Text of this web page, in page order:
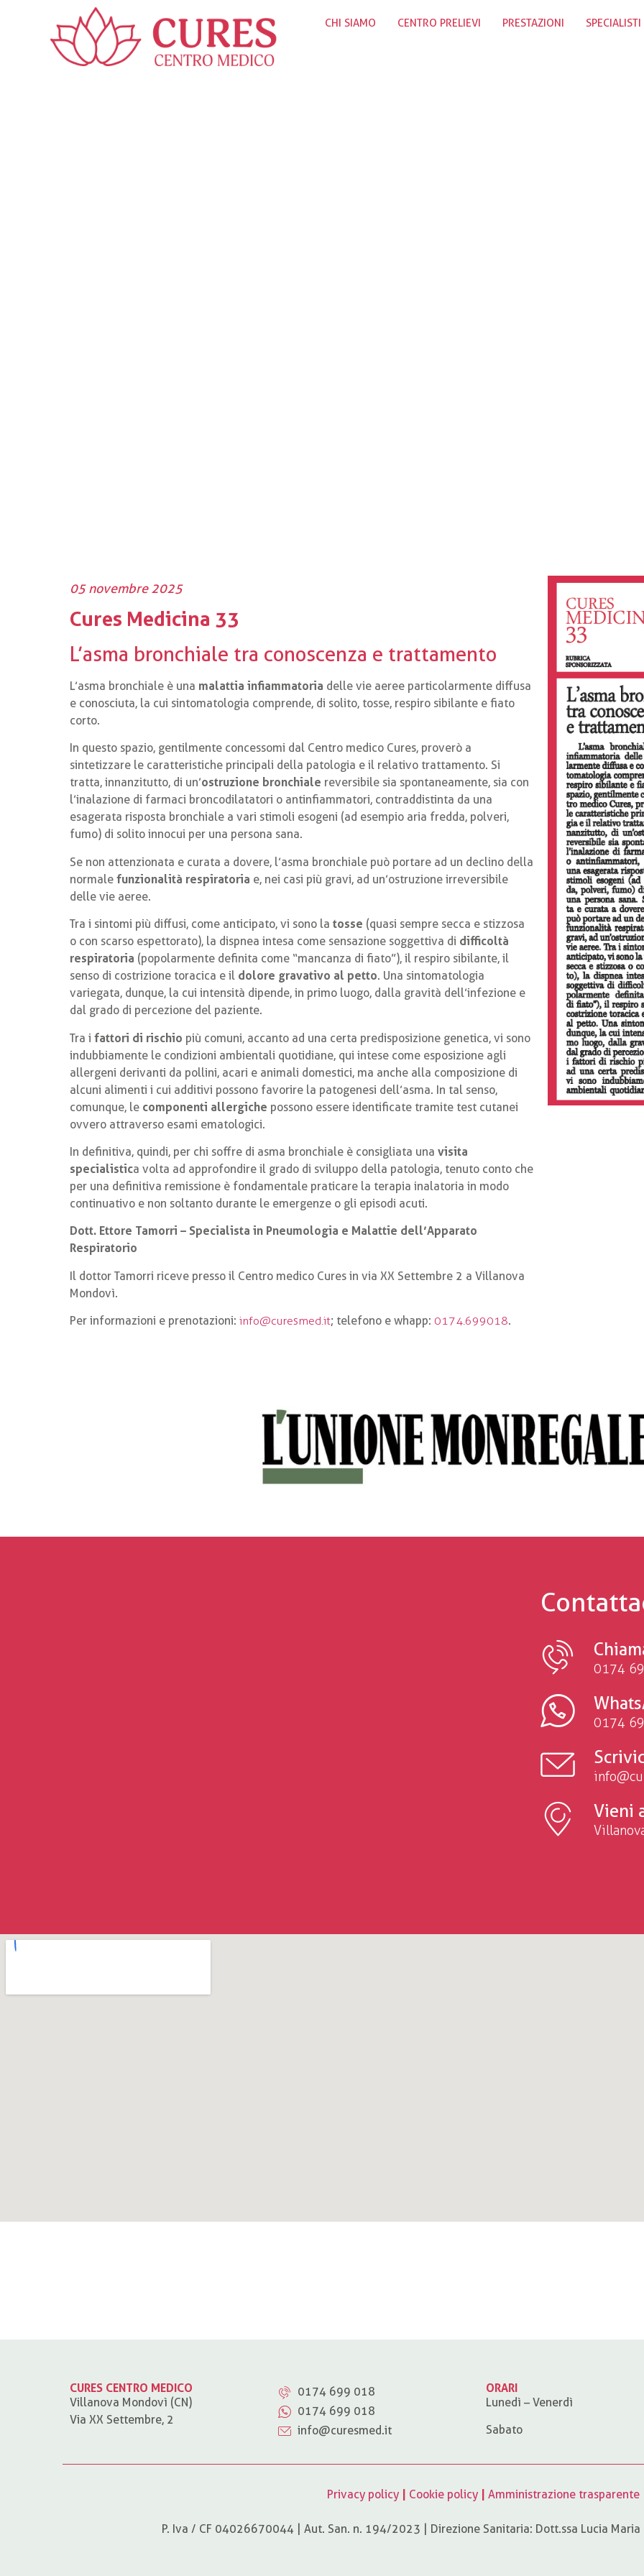
CHI SIAMO CENTRO PRELIEVI PRESTAZIONI SPECIALISTI
05 novembre 2025
Cures Medicina 33
L’asma bronchiale tra conoscenza e trattamento
L’asma bronchiale è una malattia infiammatoria delle vie aeree particolarmente diffusa
e conosciuta, la cui sintomatologia comprende, di solito, tosse, respiro sibilante e fiato
corto.
In questo spazio, gentilmente concessomi dal Centro medico Cures, proverò a
sintetizzare le caratteristiche principali della patologia e il relativo trattamento. Si
tratta, innanzitutto, di un’ostruzione bronchiale reversibile sia spontaneamente, sia con
l’inalazione di farmaci broncodilatatori o antinfiammatori, contraddistinta da una
esagerata risposta bronchiale a vari stimoli esogeni (ad esempio aria fredda, polveri,
fumo) di solito innocui per una persona sana.
Se non attenzionata e curata a dovere, l’asma bronchiale può portare ad un declino della
normale funzionalità respiratoria e, nei casi più gravi, ad un’ostruzione irreversibile
delle vie aeree.
Tra i sintomi più diffusi, come anticipato, vi sono la tosse (quasi sempre secca e stizzosa
o con scarso espettorato), la dispnea intesa come sensazione soggettiva di difficoltà
respiratoria (popolarmente definita come “mancanza di fiato”), il respiro sibilante, il
senso di costrizione toracica e il dolore gravativo al petto. Una sintomatologia
variegata, dunque, la cui intensità dipende, in primo luogo, dalla gravità dell’infezione e
dal grado di percezione del paziente.
Tra i fattori di rischio più comuni, accanto ad una certa predisposizione genetica, vi sono
indubbiamente le condizioni ambientali quotidiane, qui intese come esposizione agli
allergeni derivanti da pollini, acari e animali domestici, ma anche alla composizione di
alcuni alimenti i cui additivi possono favorire la patogenesi dell’asma. In tal senso,
comunque, le componenti allergiche possono essere identificate tramite test cutanei
ovvero attraverso esami ematologici.
In definitiva, quindi, per chi soffre di asma bronchiale è consigliata una visita
specialistica volta ad approfondire il grado di sviluppo della patologia, tenuto conto che
per una definitiva remissione è fondamentale praticare la terapia inalatoria in modo
continuativo e non soltanto durante le emergenze o gli episodi acuti.
Dott. Ettore Tamorri – Specialista in Pneumologia e Malattie dell’Apparato
Respiratorio
Il dottor Tamorri riceve presso il Centro medico Cures in via XX Settembre 2 a Villanova
Mondovì.
Per informazioni e prenotazioni: info@curesmed.it; telefono e whapp: 0174.699018.
0174
0174
Vieni
CURES CENTRO MEDICO
Villanova Mondovì (CN)
Via XX Settembre, 2
0174 699 018
0174 699 018
info@curesmed.it
ORARI
Lunedì – Venerdì
Sabato
Privacy policy| Cookie policy| Amministrazione trasparente
P. Iva / CF 04026670044 | Aut. San. n. 194/2023 | Direzione Sanitaria: Dott.ssa Lucia